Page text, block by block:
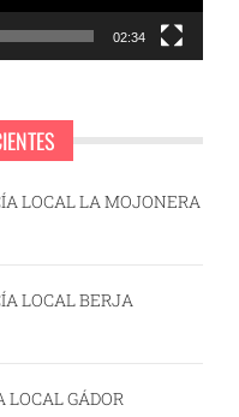
02:34
LOCAL LA MOJONERA
LOCAL BERJA
LOCAL GÁDOR